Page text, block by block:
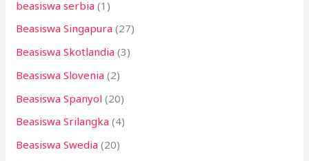
beasiswa serbia (1)
Beasiswa Singapura (27)
Beasiswa Skotlandia (3)
Beasiswa Slovenia (2)
Beasiswa Spanyol (20)
Beasiswa Srilangka (4)
Beasiswa Swedia (20)